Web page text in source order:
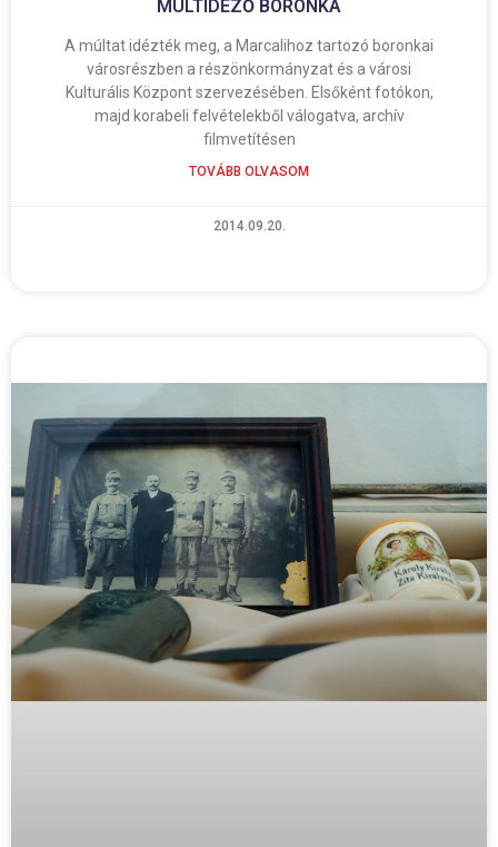
MÚLTIDÉZŐ BORONKA
A múltat idézték meg, a Marcalihoz tartozó boronkai
városrészben a részönkormányzat és a városi
Kulturális Központ szervezésében. Elsőként fotókon,
majd korabeli felvételekből válogatva, archív
filmvetítésen
TOVÁBB OLVASOM
2014.09.20.